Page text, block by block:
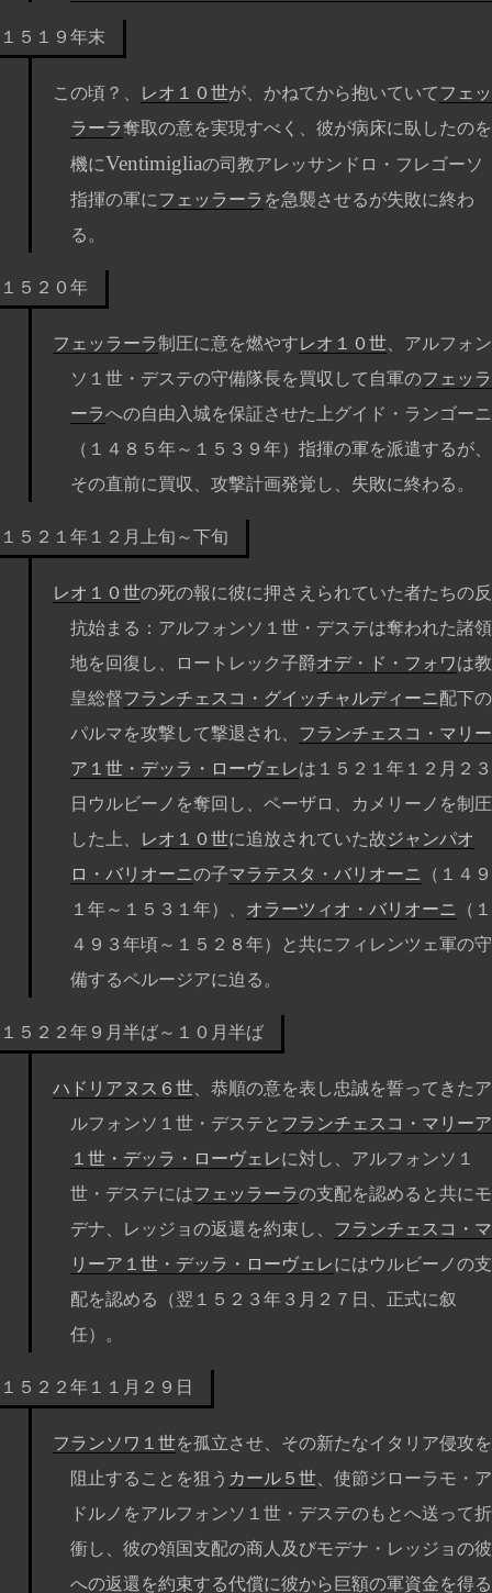
１５１９年末
この頃？、 レオ１０世が、かねてから抱いていてフェッ
ラーラ奪取の意を実現すべく、彼が病床に臥したのを
機にVentimigliaの司教アレッサンドロ・フレゴーソ
指揮の軍にフェッラーラ を急襲させるが失敗に終わ
る。
１５２０年
フェッラーラ制圧に意を燃やすレオ１０世 、アルフォン
ソ１世・デステの守備隊長を買収して自軍のフェッラ
ーラへの自由入城を保証させた上グイド・ランゴーニ
（１４８５年～１５３９年）指揮の軍を派遣するが、
その直前に買収、攻撃計画発覚し、失敗に終わる。
１５２１年１２月上旬～下旬
レオ１０世の死の報に彼に押さえられていた者たちの反
抗始まる：アルフォンソ１世・デステは奪われた諸領
地を回復し、ロートレック子爵オデ・ド・フォワは教
皇総督フランチェスコ・グイッチャルディーニ配下の
パルマを攻撃して撃退され、 フランチェスコ・マリー
ア１世・デッラ・ローヴェレは１５２１年１２月２３
日ウルビーノを奪回し、ペーザロ、カメリーノを制圧
した上、
レオ１０世に追放されていた故ジャンパオ
ロ・バリオーニの子マラテスタ・バリオーニ
（１４９
１年～１５３１年）、 オラーツィオ・バリオーニ
（１
４９３年頃～１５２８年）と共にフィレンツェ軍の守
備するペルージアに迫る。
１５２２年９月半ば～１０月半ば
ハドリアヌス６世 、恭順の意を表し忠誠を誓ってきたア
ルフォンソ１世・デステと フランチェスコ・マリーア
１世・デッラ・ローヴェレに対し、アルフォンソ１
世・デステにはフェッラーラの支配を認めると共にモ
デナ、レッジョの返還を約束し、 フランチェスコ・マ
リーア１世・デッラ・ローヴェレにはウルビーノの支
配を認める（翌１５２３年３月２７日、正式に叙
任）。
１５２２年１１月２９日
フランソワ１世を孤立させ、その新たなイタリア侵攻を
阻止することを狙う カール５世 、使節ジローラモ・ア
ドルノをアルフォンソ１世・デステのもとへ送って折
衝し、彼の領国支配の商人及びモデナ・レッジョの彼
への返還を約束する代償に彼から巨額の軍資金を得る